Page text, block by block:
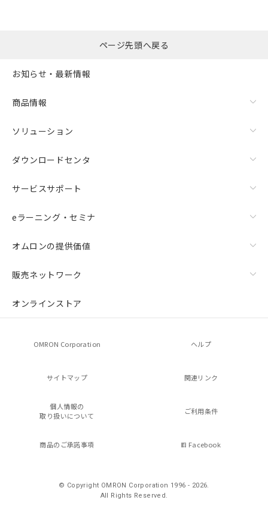
ページ先頭へ戻る
お知らせ・最新情報
商品情報
ソリューション
ダウンロードセンタ
サービスサポート
eラーニング・セミナ
オムロンの提供価値
販売ネットワーク
オンラインストア
OMRON Corporation ヘルプ
サイトマップ 関連リンク
個人情報の
取り扱いについて
ご利用条件
商品のご承諾事項 Facebook
© Copyright OMRON Corporation 1996 - 2026.
All Rights Reserved.